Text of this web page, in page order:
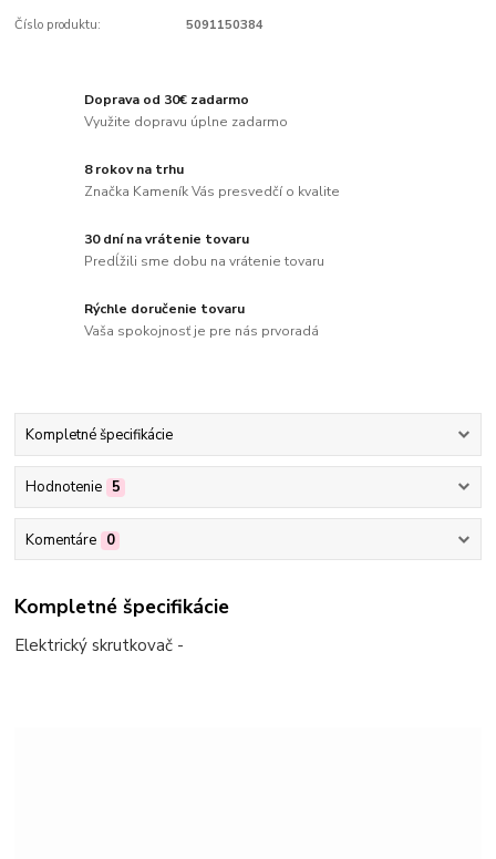
Číslo produktu: 5091150384
Doprava od 30€ zadarmo
Využite dopravu úplne zadarmo
8 rokov na trhu
Značka Kameník Vás presvedčí o kvalite
30 dní na vrátenie tovaru
Predĺžili sme dobu na vrátenie tovaru
Rýchle doručenie tovaru
Vaša spokojnosť je pre nás prvoradá
Kompletné špecifikácie
Hodnotenie 5
Komentáre 0
Kompletné špecifikácie
Elektrický skrutkovač -